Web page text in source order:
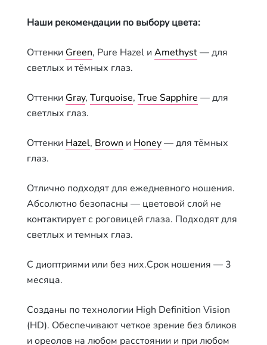
Наши рекомендации по выбору цвета:
Оттенки Green, Pure Hazel и Amethyst— для
светлых и тёмных глаз.
Оттенки Gray, Turquoise, True Sapphire — для
светлых глаз.
Оттенки Hazel, Brown и Honey— для тёмных
глаз.
Отлично подходят для ежедневного ношения.
Абсолютно безопасны — цветовой слой не
контактирует с роговицей глаза. Подходят для
светлых и темных глаз.
С диоптриями или без них.Срок ношения — 3
месяца.
Созданы по технологии High Definition Vision
(HD). Обеспечивают четкое зрение без бликов
и ореолов на любом расстоянии и при любом